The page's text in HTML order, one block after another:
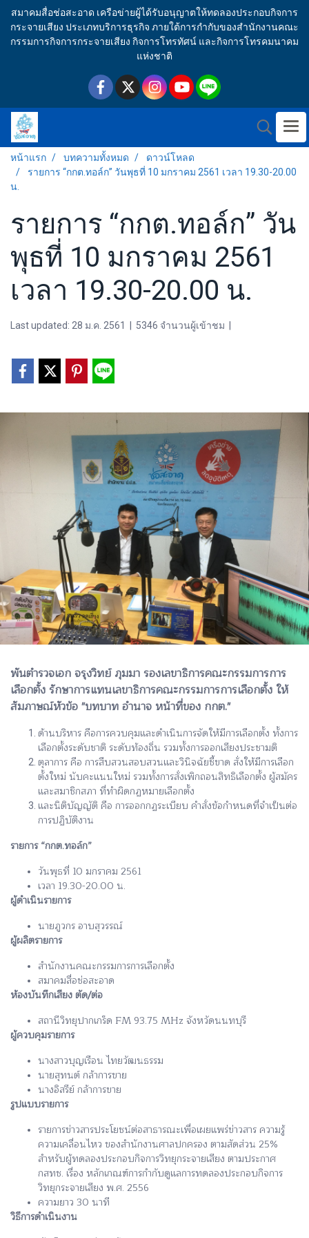
สมาคมสื่อช่อสะอาด เครือข่ายผู้ได้รับอนุญาตให้ทดลองประกอบกิจการ
กระจายเสียง ประเภทบริการธุรกิจ ภายใต้การกำกับของสำนักงานคณะ
กรรมการกิจการกระจายเสียง กิจการโทรทัศน์ และกิจการโทรคมนาคม
แห่งชาติ
หน้าแรก บทความทั้งหมด
ดาวน์โหลด
รายการ “กกต.ทอล์ก” วันพุธที่ 10 มกราคม 2561 เวลา 19.30-20.00
น.
รายการ “กกต.ทอล์ก” วัน
พุธที่ 10 มกราคม 2561
เวลา 19.30-20.00 น.
Last updated: 28 ม.ค. 2561 5346 จำนวนผู้เข้าชม
พันตำรวจเอก จรุงวิทย์ ภุมมา รองเลขาธิการคณะกรรมการการ
เลือกตั้ง รักษาการแทนเลขาธิการคณะกรรมการการเลือกตั้ง ให้
สัมภาษณ์หัวข้อ "บทบาท อำนาจ หน้าที่ของ กกต."
ด้านบริหาร คือการควบคุมและดำเนินการจัดให้มีการเลือกตั้ง ทั้งการ
เลือกตั้งระดับชาติ ระดับท้องถิ่น รวมทั้งการออกเสียงประชามติ
ตุลาการ คือ การสืบสวนสอบสวนและวินิจฉัยชี้ขาด สั่งให้มีการเลือก
ตั้งใหม่ นับคะแนนใหม่ รวมทั้งการสั่งเพิกถอนสิทธิเลือกตั้ง ผู้สมัคร
และสมาชิกสภา ที่ทำผิดกฏหมายเลือกตั้ง
และนิติบัญญัติ คือ การออกกฏระเบียบ คำสั่งข้อกำหนดที่จำเป็นต่อ
การปฏิบัติงาน
รายการ “กกต.ทอล์ก”
วันพุธที่ 10 มกราคม 2561
เวลา 19.30-20.00 น.
ผู้ดำเนินรายการ
นายภูวกร อาบสุวรรณ์
ผู้ผลิตรายการ
สำนักงานคณะกรรมการการเลือกตั้ง
สมาคมสื่อช่อสะอาด
ห้องบันทึกเสียง ตัด/ต่อ
สถานีวิทยุปากเกร็ด FM 93.75 MHz จังหวัดนนทบุรี
ผู้ควบคุมรายการ
นางสาวบุญเรือน ไทยวัฒนธรรม
นายสุทนต์ กล้าการขาย
นางอิสรีย์ กล้าการขาย
รูปแบบรายการ
รายการข่าวสารประโยชน์ต่อสาธารณะเพื่อเผยแพร่ข่าวสาร ความรู้
ความเคลื่อนไหว ของสำนักงานศาลปกครอง ตามสัดส่วน 25%
สำหรับผู้ทดลองประกอบกิจการวิทยุกระจายเสียง ตามประกาศ
กสทช. เรื่อง หลักเกณฑ์การกำกับดูแลการทดลองประกอบกิจการ
วิทยุกระจายเสียง พ.ศ. 2556
ความยาว 30 นาที
วิธีการดำเนินงาน